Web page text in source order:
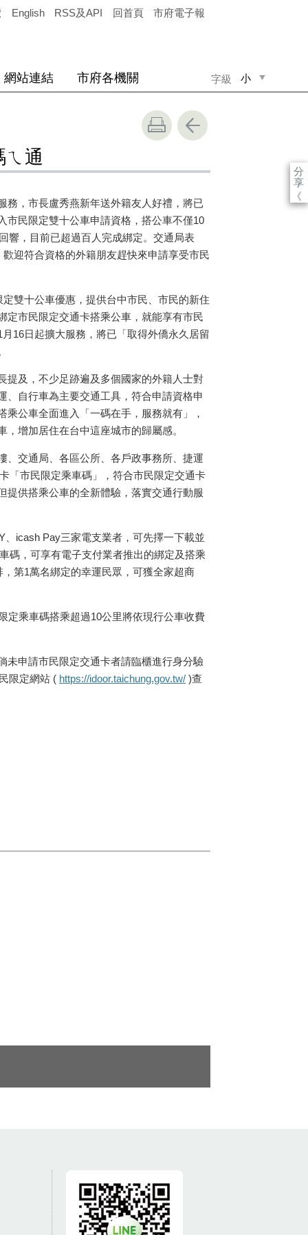
English RSS及API 回首頁 市府電子報
字級 小
網站連結 市府各機關
分
享
《
通
務，市長盧秀燕新年送外籍友人好禮，將已
市民限定雙十公車申請資格，搭公車不僅10
響，目前已超過百人完成綁定。交通局表
迎符合資格的外籍朋友趕快來申請享受市民
雙十公車優惠，提供台中市民、市民的新住
定市民限定交通卡搭乘公車，就能享有市民
月 16日起擴大服務，將已「取得外僑永久居留
提及，不少足跡遍及多個國家的外籍人士對
、自行車為主要交通工具，符合申請資格申
公車全面進入「一碼在手，服務就有」，
增加居住在台中這座城市的歸屬感。
、交通局、各區公所、各戶政事務所、捷運
「市民限定乘車碼」，符合市民限定交通卡
提供搭乘公車的全新體驗，落實交通行動服
、 icash Pay三家電支業者，可先擇一下載並
碼，可享有電子支付業者推出的綁定及搭乘
，第1萬名綁定的幸運民眾，可獲全家超商
定乘車碼搭乘超過10公里將依現行公車收費
未申請市民限定交通卡者請臨櫃進行身分驗
限定網站 ( https://idoor.taichung.gov.tw/ )查